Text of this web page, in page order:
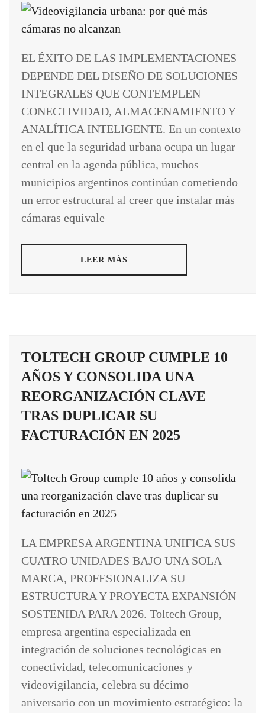
EL ÉXITO DE LAS IMPLEMENTACIONES
DEPENDE DEL DISEÑO DE SOLUCIONES
INTEGRALES QUE CONTEMPLEN
CONECTIVIDAD, ALMACENAMIENTO Y
ANALÍTICA INTELIGENTE. En un contexto
en el que la seguridad urbana ocupa un lugar
central en la agenda pública, muchos
municipios argentinos continúan cometiendo
un error estructural al creer que instalar más
cámaras equivale
LEER MÁS
TOLTECH GROUP CUMPLE 10
AÑOS Y CONSOLIDA UNA
REORGANIZACIÓN CLAVE
TRAS DUPLICAR SU
FACTURACIÓN EN 2025
LA EMPRESA ARGENTINA UNIFICA SUS
CUATRO UNIDADES BAJO UNA SOLA
MARCA, PROFESIONALIZA SU
ESTRUCTURA Y PROYECTA EXPANSIÓN
SOSTENIDA PARA 2026. Toltech Group,
empresa argentina especializada en
integración de soluciones tecnológicas en
conectividad, telecomunicaciones y
videovigilancia, celebra su décimo
aniversario con un movimiento estratégico: la